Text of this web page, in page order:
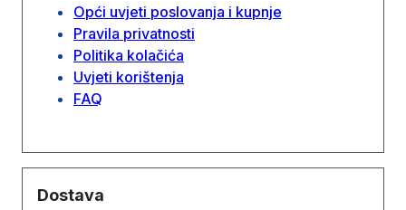
Opći uvjeti poslovanja i kupnje
Pravila privatnosti
Politika kolačića
Uvjeti korištenja
FAQ
Dostava